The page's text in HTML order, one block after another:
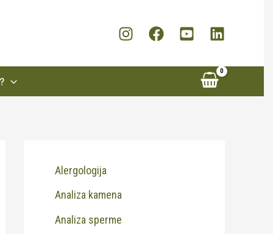
Alergologija
Analiza kamena
Analiza sperme